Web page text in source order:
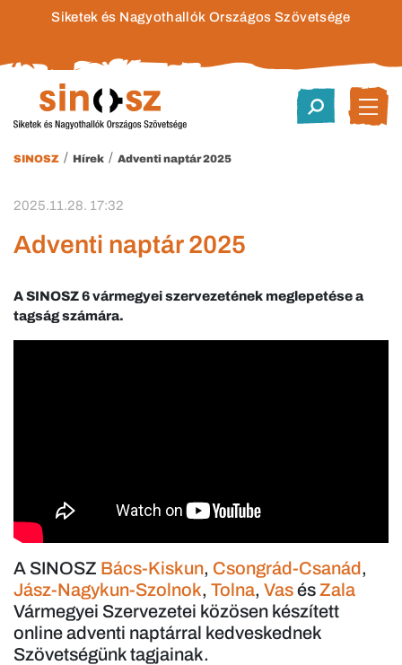
Siketek és Nagyothallók Országos Szövetsége
SINOSZ / Hírek / Adventi naptár 2025
2025.11.28. 17:32
Adventi naptár 2025
A SINOSZ 6 vármegyei szervezetének meglepetése a
tagság számára.
A SINOSZ Bács-Kiskun, Csongrád-Csanád,
Jász-Nagykun-Szolnok, Tolna, VasésZala
Vármegyei Szervezetei közösen készített
online adventi naptárral kedveskednek
Szövetségünk tagjainak.